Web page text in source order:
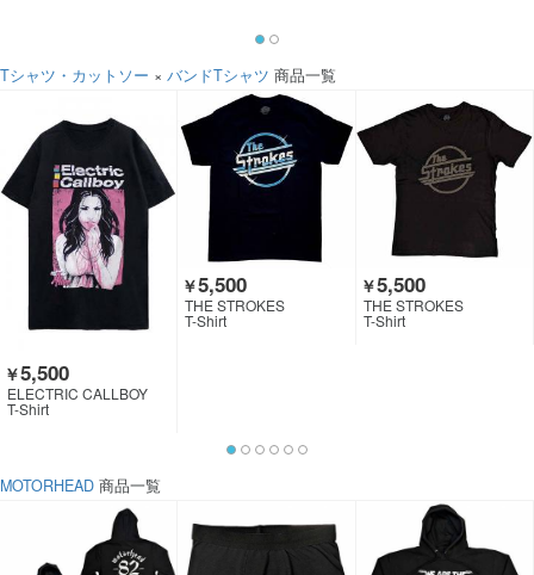
Tシャツ・カットソー × バンドTシャツ 商品一覧
￥5,500
ELECTRIC CALLBOY
T-Shirt
￥5,500
THE STROKES
T-Shirt
￥5,500
THE STROKES
T-Shirt
MOTORHEAD 商品一覧